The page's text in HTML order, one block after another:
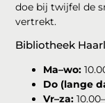
doe bij twijfel de
vertrekt.
Bibliotheek
Ma–wo:
Do (lange
Vr–za: